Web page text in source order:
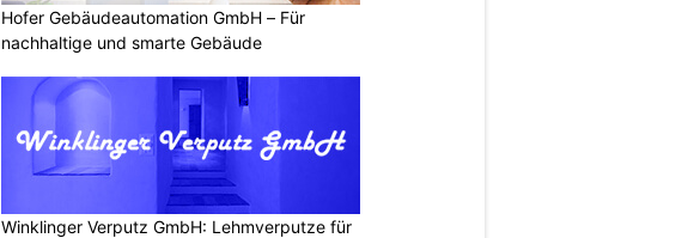
Hofer Gebäudeautomation GmbH – Für
nachhaltige und smarte Gebäude
Winklinger Verputz GmbH: Lehmverputze für